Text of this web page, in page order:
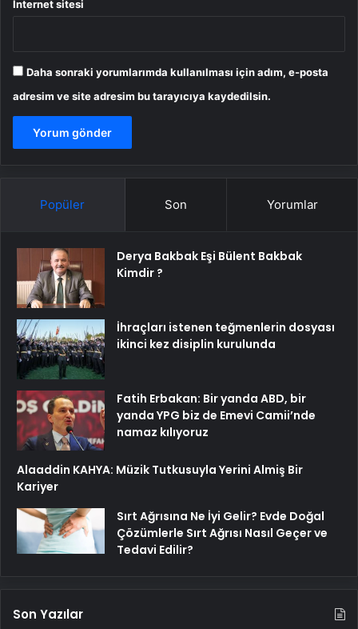
İnternet sitesi
Daha sonraki yorumlarımda kullanılması için adım, e-posta
adresim ve site adresim bu tarayıcıya kaydedilsin.
Popüler Son Yorumlar
Derya Bakbak Eşi Bülent Bakbak
Kimdir ?
İhraçları istenen teğmenlerin dosyası
ikinci kez disiplin kurulunda
Fatih Erbakan: Bir yanda ABD, bir
yanda YPG biz de Emevi Camii’nde
namaz kılıyoruz
Alaaddin KAHYA: Müzik Tutkusuyla Yerini Almiş Bir
Kariyer
Sırt Ağrısına Ne İyi Gelir? Evde Doğal
Çözümlerle Sırt Ağrısı Nasıl Geçer ve
Tedavi Edilir?
Son Yazılar